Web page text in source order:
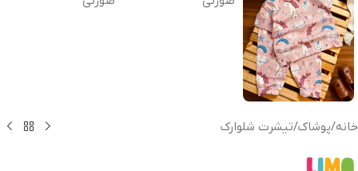
خانه/پوشاک/تیشرت شلوارک